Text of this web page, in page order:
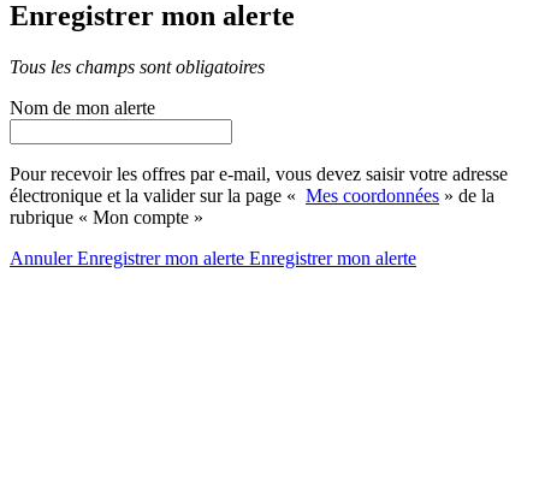
Enregistrer mon alerte
Tous les champs sont obligatoires
Nom de mon alerte
Pour recevoir les offres par e-mail, vous devez saisir votre adresse
électronique et la valider sur la page « Mes coordonnées » de la
rubrique « Mon compte »
AnnulerEnregistrer mon alerte Enregistrermon alerte